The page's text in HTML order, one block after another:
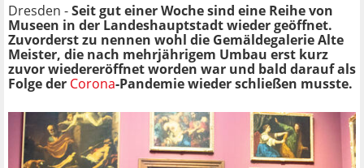
Dresden -Seit gut einer Woche sind eine Reihe von
Museen in der Landeshauptstadt wieder geöffnet.
Zuvorderst zu nennen wohl die Gemäldegalerie Alte
Meister, die nach mehrjährigem Umbau erst kurz
zuvor wiedereröffnet worden war und bald darauf als
Folge der Corona-Pandemie wieder schließen musste.